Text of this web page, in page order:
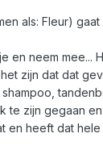
als: Fleur) gaat
en neem
zijn dat dat
te zijn gegaan
en heeft dat